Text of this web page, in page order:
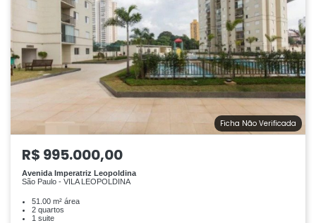
Ficha Não Verificada
R$ 995.000,00
Avenida Imperatriz Leopoldina
São Paulo - VILA LEOPOLDINA
51.00 m² área
2 quartos
1 suite